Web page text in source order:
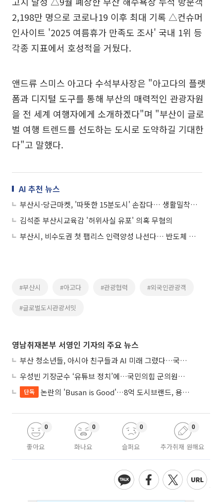
2,198만 명으로 코로나19 이후 최대 기록 △컨슈머
인사이트 '2025 여름휴가 만족도 조사' 국내 1위 등
각종 지표에서 호성적을 거뒀다.
앤드류 스미스 아고다 수석부사장은 "아고다의 플랫
폼과 디지털 도구를 통해 부산의 매력적인 관광자원
을 전 세계 여행자에게 소개하겠다"며 "부산이 글로
벌 여행 트렌드를 선도하는 도시로 도약하길 기대한
다"고 말했다.
AI 추천 뉴스
부산시-당근마켓, '따뜻한 15분도시' 손잡다… 생활밀착형 공동체 모델 구축
김석준 부산시교육감 '허위사실 유포' 의혹 무혐의
부산시, 비수도권 첫 팹리스 인력양성 나선다… 반도체 생태계 ‘완성형’으로
#부산시 #아고다 #관광협력 #외국인관광객
#글로벌도시관광서밋
영남취재본부 서영인 기자의 주요 뉴스
부산 청소년들, 아시아 친구들과 AI 미래 그렸다…국제교육 포럼 성료
우성빈 기장군수 ‘유튜브 정치’에…국민의힘 군의원들 집단 반발
단독 논란의 'Busan is Good'…8억 도시브랜드, 용산 대통령실 CI 업체가 수행
좋아요
0
화나요
0
슬퍼요
0
추가취재 원해요
0